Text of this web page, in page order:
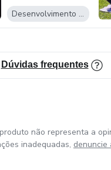
Desenvolvimento Pessoal
Dúvidas frequentes
não representa a
inadequadas, denuncie